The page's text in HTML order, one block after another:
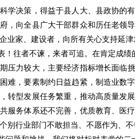
学决策，得益于县人大、县政协的
，向全县广大干部群众和历任老领
业家、建设者，向所有关心支持延
！往者不谏，来者可追。在肯定成
压力较大，主要经济指标增长面临
难，要素制约日益趋紧，制造业数
转型发展任务繁重，推动高质量发
服务体系还不完善，优质教育、医
别行业部门不敢担当、不愿作为、